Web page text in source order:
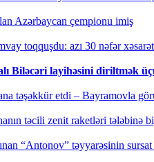
Azərbaycan çempionu imiş
toqquşdu: azı 30 nəfər xəsarət
Biləcəri layihəsini diriltmək
təşəkkür etdi – Bayramovla
təcili zenit raketləri tələbinə
“Antonov” təyyarəsinin sursat